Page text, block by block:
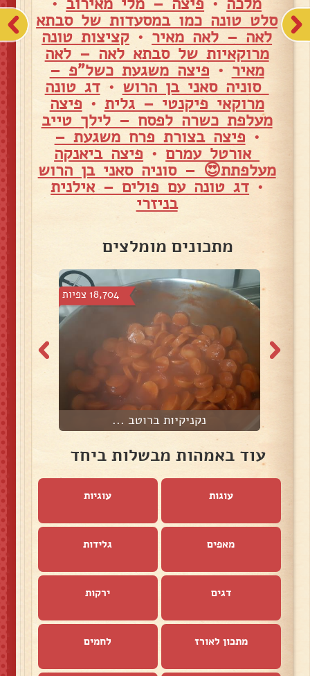
סלט טונה כמו במסעדות של סבתא
לאה – לאה מאיר • קציצות טונה
מרוקאיות של סבתא לאה – לאה
מאיר • פיצה משגעת כשל"פ –
סוניה סאני בן הרוש •דג טונה
מרוקאי פיקנטי – גלית • פיצה
מעלפת כשרה לפסח – לילך טייב
• פיצה בצורת פרח משגעת –
אורטל עמרם • פיצה ביאנקה
מעלפתת😍 – סוניה סאני בן הרוש
• דג טונה עם פולים – אילנית
בניזרי
מתכונים מומלצים
18,704 צפיות
נקניקיות ברוטב ...
עוד באמהות מבשלות ביחד
עוגות עוגיות
מאפים גלידות
דגים ירקות
מתכון לאורז לחמים